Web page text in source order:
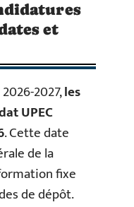
et
2027,les
UPEC
. Cette date
de la
fixe
de dépôt.